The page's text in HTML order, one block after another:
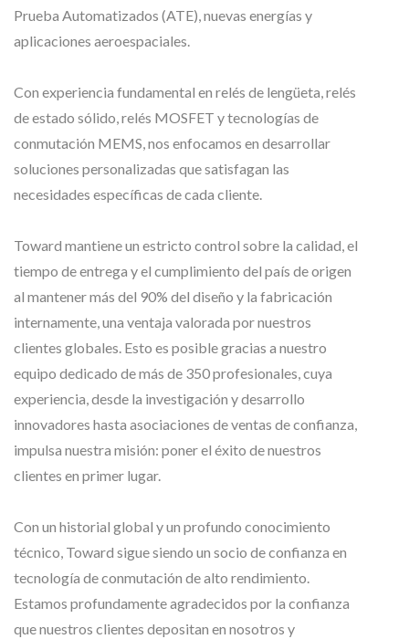
Prueba Automatizados (ATE), nuevas energías y
aplicaciones aeroespaciales.
Con experiencia fundamental en relés de lengüeta, relés
de estado sólido, relés MOSFET y tecnologías de
conmutación MEMS, nos enfocamos en desarrollar
soluciones personalizadas que satisfagan las
necesidades específicas de cada cliente.
Toward mantiene un estricto control sobre la calidad, el
tiempo de entrega y el cumplimiento del país de origen
al mantener más del 90% del diseño y la fabricación
internamente, una ventaja valorada por nuestros
clientes globales. Esto es posible gracias a nuestro
equipo dedicado de más de 350 profesionales, cuya
experiencia, desde la investigación y desarrollo
innovadores hasta asociaciones de ventas de confianza,
impulsa nuestra misión: poner el éxito de nuestros
clientes en primer lugar.
Con un historial global y un profundo conocimiento
técnico, Toward sigue siendo un socio de confianza en
tecnología de conmutación de alto rendimiento.
Estamos profundamente agradecidos por la confianza
que nuestros clientes depositan en nosotros y